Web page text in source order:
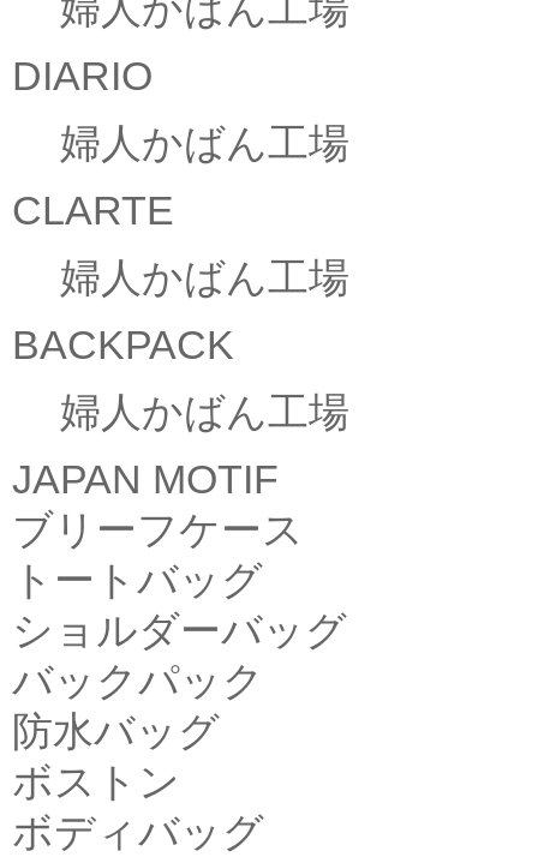
DIARIO
婦人かばん工場
CLARTE
婦人かばん工場
BACKPACK
婦人かばん工場
JAPAN MOTIF
ブリーフケース
トートバッグ
ショルダーバッグ
バックパック
防水バッグ
ボストン
ボディバッグ